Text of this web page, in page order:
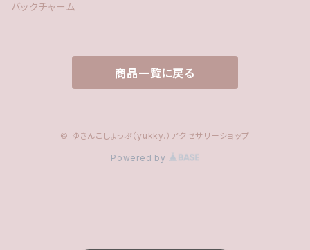
バックチャーム
商品一覧に戻る
© ゆきんこしょっぷ（yukky.）アクセサリーショップ
Powered by